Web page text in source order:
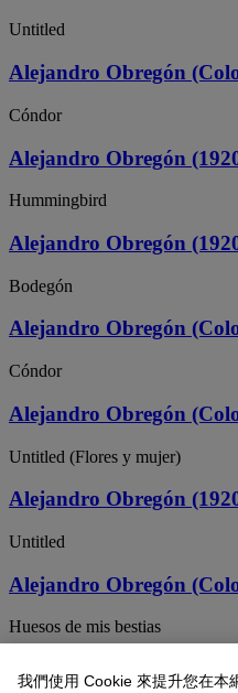
Untitled
Alejandro Obregón
Cóndor
Alejandro Obregón
Hummingbird
Alejandro Obregón
Bodegón
Alejandro Obregón
Cóndor
Alejandro Obregón
Untitled (Flores y mujer)
Alejandro Obregón
Untitled
Alejandro Obregón
Huesos de mis bestias
Alejandro Obregón
我們使用 Cookie 來提升您在本